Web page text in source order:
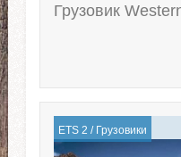
Грузовик
ETS 2 / Грузовики